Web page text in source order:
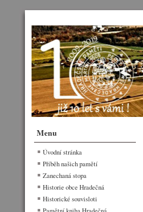
Menu
Úvodní stránka
Příběh našich pamětí
Zanechaná stopa
Historie obce Hradečná
Historické souvisloti